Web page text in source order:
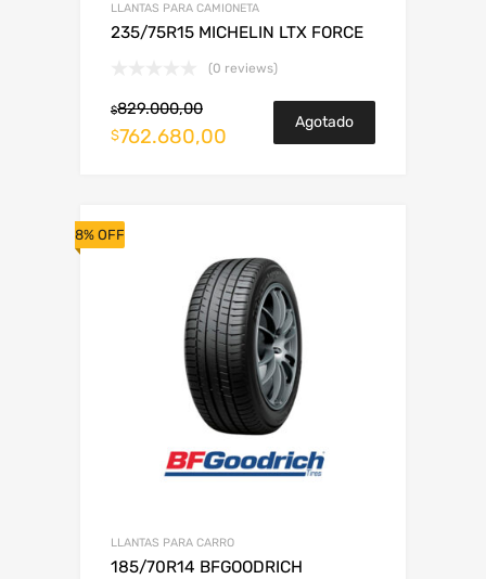
LLANTAS PARA CAMIONETA
235/75R15 MICHELIN LTX FORCE
(0 reviews)
$829.000,00
$762.680,00
Agotado
8% OFF
LLANTAS PARA CARRO
185/70R14 BFGOODRICH